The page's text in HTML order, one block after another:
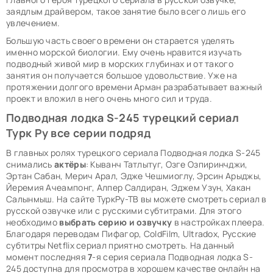
заядлым драйвером, такое занятие было всего лишь его
увлечением.
Большую часть своего времени он старается уделять
именно морской биологии. Ему очень нравится изучать
подводный живой мир в морских глубинах и от такого
занятия он получается большое удовольствие. Уже на
протяжении долгого времени Арман разрабатывает важный
проект и вложил в него очень много сил и труда.
Подводная лодка S-245 турецкий сериал
Турк Ру все серии подряд
В главных ролях турецкого сериала Подводная лодка S-245
снимались актёры: Кыванч Татлытуг, Озге Озпиринчджи,
Эртан Сабан, Мерич Арал, Эдже Чешмиоглу, Эрсин Арыджы,
Йеремия Ачеампонг, Алпер Салдиран, Эджем Узун, Хакан
Салынмыш. На сайте ТуркРу-ТВ вы можете смотреть сериал в
русской озвучке или с русскими субтитрами. Для этого
необходимо выбрать серию и озвучку в настройках плеера.
Благодаря переводам Пифагор, ColdFilm, Ultradox, Русские
субтитры Netflix сериал приятно смотреть. На данный
момент последняя7-я серия сериала Подводная лодка S-
245 доступна для просмотра в хорошем качестве онлайн на